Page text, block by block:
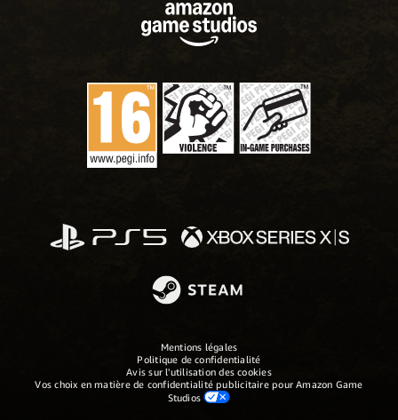
Mentions légales
Politique de confidentialité
Avis sur l'utilisation des cookies
Vos choix en matière de confidentialité publicitaire pour Amazon Game
Studios